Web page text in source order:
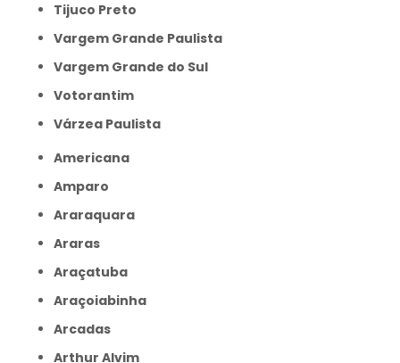
Tijuco Preto
Vargem Grande Paulista
Vargem Grande do Sul
Votorantim
Várzea Paulista
Americana
Amparo
Araraquara
Araras
Araçatuba
Araçoiabinha
Arcadas
Arthur Alvim